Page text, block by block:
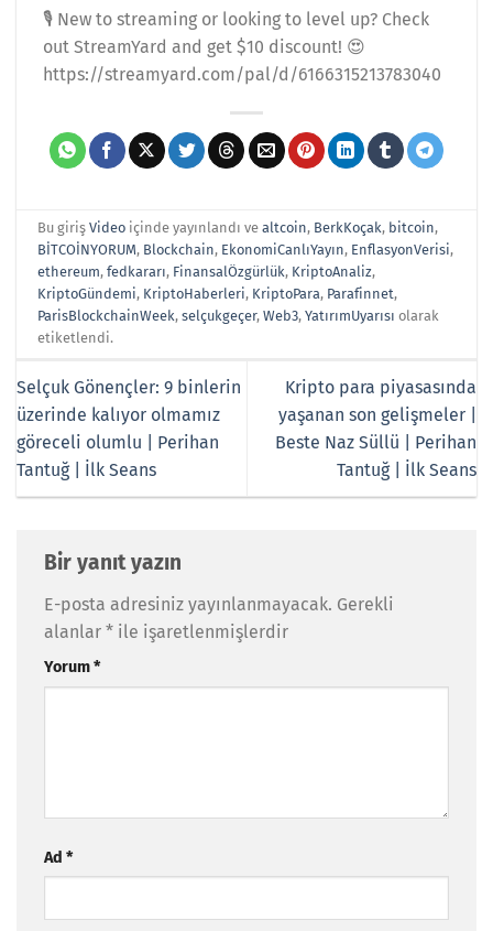
🎙️ New to streaming or looking to level up? Check
out StreamYard and get $10 discount! 😍
https://streamyard.com/pal/d/6166315213783040
Bu girişVideo içinde yayınlandı vealtcoin, BerkKoçak, bitcoin,
BİTCOİNYORUM, Blockchain, EkonomiCanlıYayın, EnflasyonVerisi,
ethereum,fedkararı, FinansalÖzgürlük, KriptoAnaliz,
KriptoGündemi, KriptoHaberleri, KriptoPara, Parafinnet,
ParisBlockchainWeek,selçukgeçer,Web3,YatırımUyarısı olarak
etiketlendi.
Selçuk Gönençler: 9 binlerin
üzerinde kalıyor olmamız
göreceli olumlu | Perihan
Tantuğ | İlk Seans
Kripto para piyasasında
yaşanan son gelişmeler |
Beste Naz Süllü | Perihan
Tantuğ | İlk Seans
Bir yanıt yazın
E-posta adresiniz yayınlanmayacak. Gerekli
alanlar * ile işaretlenmişlerdir
Yorum*
Ad *